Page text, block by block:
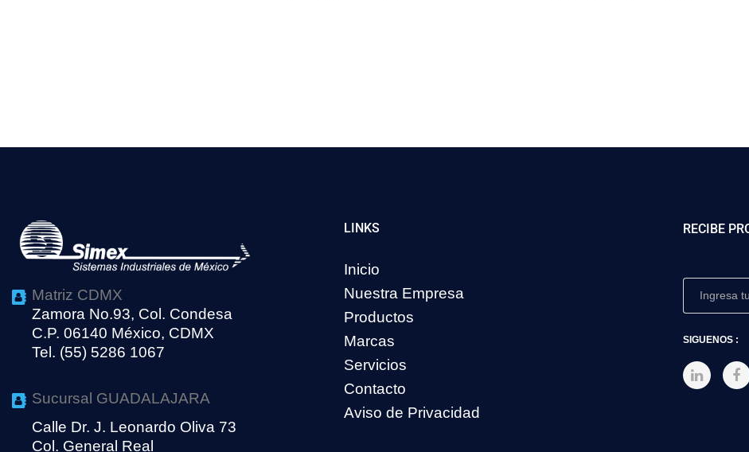
Matriz CDMX
Zamora No.93, Col. Condesa
C.P. 06140 México, CDMX
Tel. (55) 5286 1067
Sucursal GUADALAJARA
Calle Dr. J. Leonardo Oliva 73
Col. General Real
LINKS
Inicio
Nuestra Empresa
Productos
Marcas
Servicios
Contacto
Aviso de Privacidad
RECIBE
SIGUENOS :